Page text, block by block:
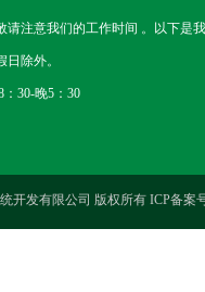
请注意我们的工作时间 。以下是
除外。
30-晚5：30
开发有限公司 版权所有 ICP备案